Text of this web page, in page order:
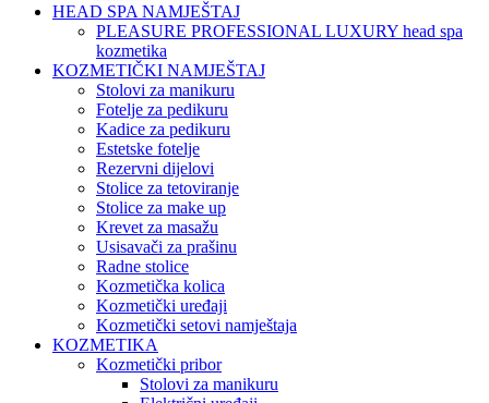
HEAD SPA NAMJEŠTAJ
PLEASURE PROFESSIONAL LUXURY head spa
kozmetika
KOZMETIČKI NAMJEŠTAJ
Stolovi za manikuru
Fotelje za pedikuru
Kadice za pedikuru
Estetske fotelje
Rezervni dijelovi
Stolice za tetoviranje
Stolice za make up
Krevet za masažu
Usisavači za prašinu
Radne stolice
Kozmetička kolica
Kozmetički uređaji
Kozmetički setovi namještaja
KOZMETIKA
Kozmetički pribor
Stolovi za manikuru